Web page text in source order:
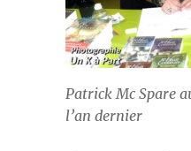
Patrick Mc Spare
l’an dernier